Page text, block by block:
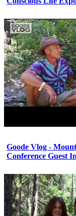
Goode Vlog -
Conference Guest